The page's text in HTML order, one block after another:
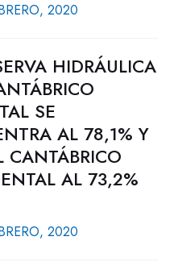
2020
HIDRÁULICA
SE
AL 78,1% Y
CANTÁBRICO
AL 73,2%
2020